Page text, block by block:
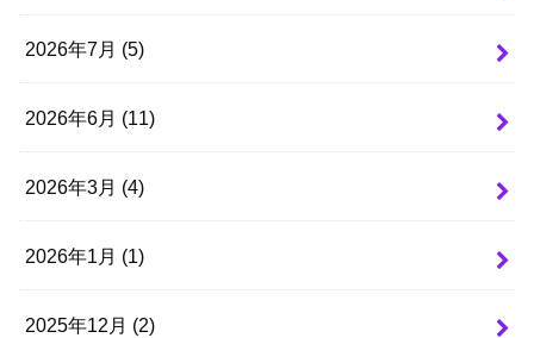
2026年7月 (5)
2026年6月 (11)
2026年3月 (4)
2026年1月 (1)
2025年12月 (2)